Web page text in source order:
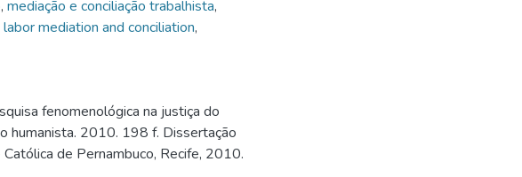
, mediação e conciliação trabalhista,
labor mediation and conciliation,
fenomenológica na justiça do
humanista. 2010. 198 f. Dissertação
de Pernambuco, Recife, 2010.